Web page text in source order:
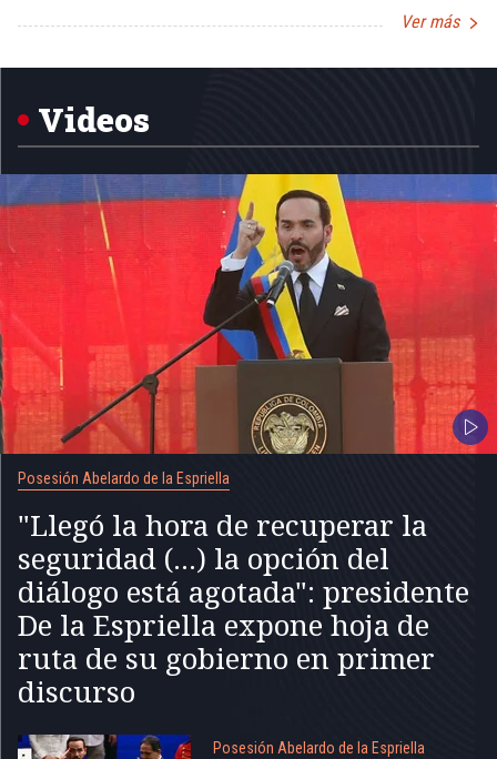
Ver más
1
Videos
Posesión Abelardo de la Espriella
"Llegó la hora de recuperar la
seguridad (...) la opción del
diálogo está agotada": presidente
De la Espriella expone hoja de
ruta de su gobierno en primer
discurso
Posesión Abelardo de la Espriella